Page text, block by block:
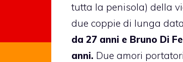
tutta la penisola) della
due coppie di lunga
da 27 anni e Bruno Di
anni. Due amori